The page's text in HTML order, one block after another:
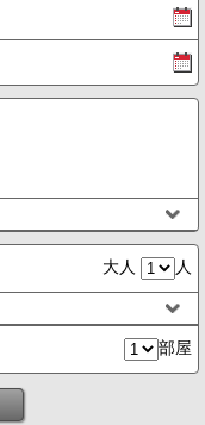
大人 人
部屋